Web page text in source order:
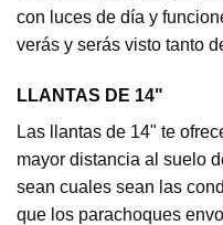
con luces de día y
verás y serás visto tanto
LLANTAS DE 14"
Las llantas de 14" te
mayor distancia al suelo
sean cuales sean las
que los parachoques